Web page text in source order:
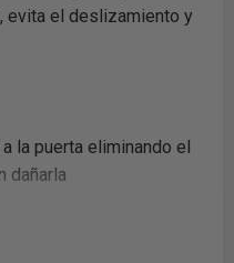
evita el deslizamiento y
la puerta eliminando el
dañarla